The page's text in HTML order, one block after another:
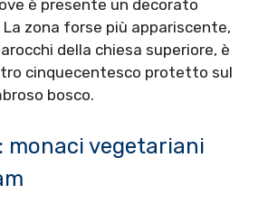
è presente un decorato
zona forse più appariscente,
della chiesa superiore, è
cinquecentesco protetto sul
bosco.
monaci vegetariani